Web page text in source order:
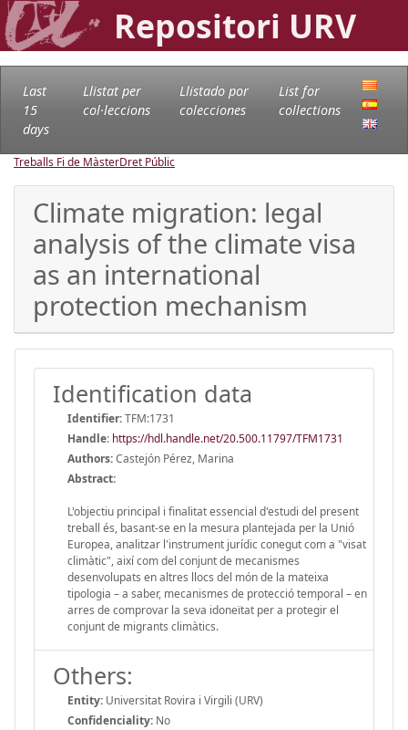
Repositori URV
Last
15
days
Llistat per
col·leccions
Llistado por
colecciones
List for
collections
Treballs Fi de MàsterDret Públic
Climate migration: legal
analysis of the climate visa
as an international
protection mechanism
Identification data
Identifier:TFM:1731
Handle: https://hdl.handle.net/20.500.11797/TFM1731
Authors:Castejón Pérez, Marina
Abstract:
L'objectiu principal i finalitat essencial d'estudi del present
treball és, basant-se en la mesura plantejada per la Unió
Europea, analitzar l'instrument jurídic conegut com a "visat
climàtic", així com del conjunt de mecanismes
desenvolupats en altres llocs del món de la mateixa
tipologia – a saber, mecanismes de protecció temporal – en
arres de comprovar la seva idoneïtat per a protegir el
conjunt de migrants climàtics.
Others:
Entity: Universitat Rovira i Virgili (URV)
Confidenciality: No